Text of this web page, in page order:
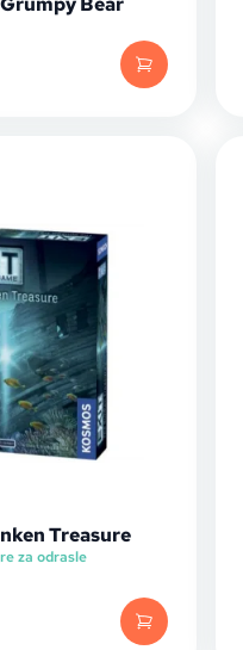
Treasure
za odrasle